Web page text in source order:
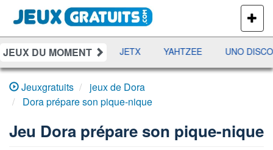
PLUS
DE
JEUX
JEUX DU MOMENT
DAMES RAMI JETX YAHTZEE UNO DISCO
Jeuxgratuits
jeux de Dora
Dora prépare son pique-nique
Jeu Dora prépare son pique-nique